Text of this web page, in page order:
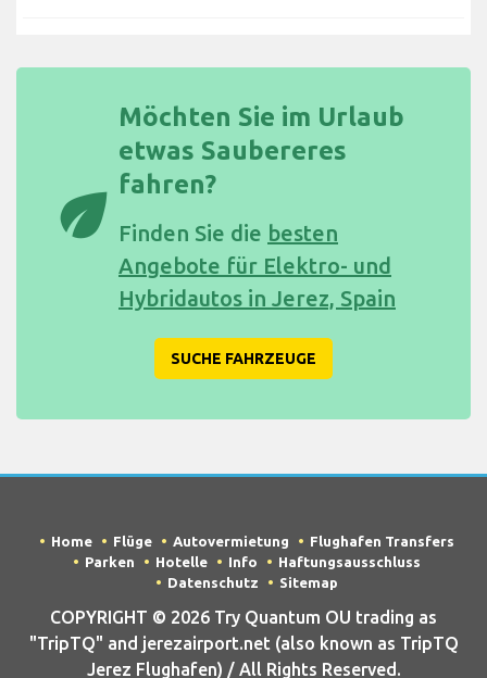
eco
Möchten Sie im Urlaub
etwas Saubereres
fahren?
Finden Sie die besten
Angebote für Elektro- und
Hybridautos in Jerez, Spain
SUCHE FAHRZEUGE
Home Flüge Autovermietung
Flughafen Transfers
Parken
Hotelle Info
Haftungsausschluss
Datenschutz
Sitemap
COPYRIGHT © 2026 Try Quantum OU trading as
"TripTQ" and jerezairport.net (also known as TripTQ
Jerez Flughafen) / All Rights Reserved.